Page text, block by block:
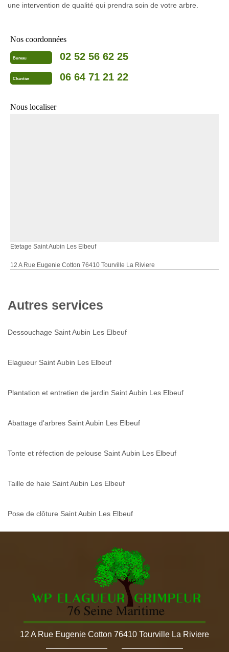
une intervention de qualité qui prendra soin de votre arbre.
Nos coordonnées
Bureau 02 52 56 62 25
Chantier 06 64 71 21 22
Nous localiser
Etetage Saint Aubin Les Elbeuf
12 A Rue Eugenie Cotton 76410 Tourville La Riviere
Autres services
Dessouchage Saint Aubin Les Elbeuf
Elagueur Saint Aubin Les Elbeuf
Plantation et entretien de jardin Saint Aubin Les Elbeuf
Abattage d'arbres Saint Aubin Les Elbeuf
Tonte et réfection de pelouse Saint Aubin Les Elbeuf
Taille de haie Saint Aubin Les Elbeuf
Pose de clôture Saint Aubin Les Elbeuf
12 A Rue Eugenie Cotton 76410 Tourville La Riviere